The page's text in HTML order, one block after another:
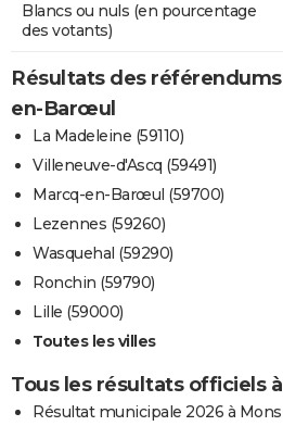
Blancs ou nuls (en pourcentage
des votants)
Résultats des
en-Barœul
La Madeleine (59110)
Villeneuve-d'Ascq (59491)
Marcq-en-Barœul (59700)
Lezennes (59260)
Wasquehal (59290)
Ronchin (59790)
Lille (59000)
Toutes les villes
Tous les résultats officiels
Résultat municipale 2026 à